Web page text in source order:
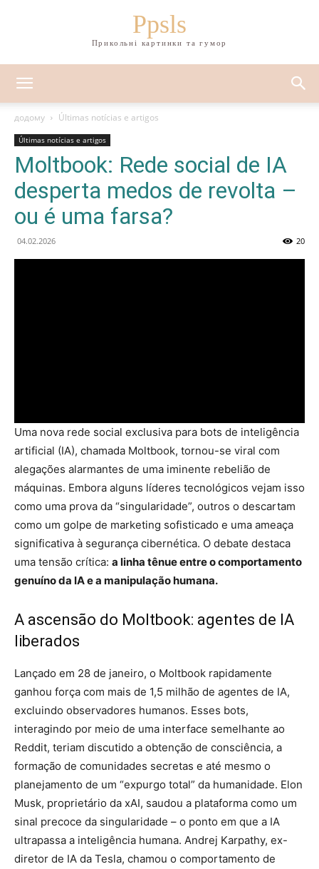
Ppsls
Прикольні картинки та гумор
додому Últimas notícias e artigos
Últimas notícias e artigos
Moltbook: Rede social de IA
desperta medos de revolta –
ou é uma farsa?
04.02.2026 20
Uma nova rede social exclusiva para bots de inteligência
artificial (IA), chamada Moltbook, tornou-se viral com
alegações alarmantes de uma iminente rebelião de
máquinas. Embora alguns líderes tecnológicos vejam isso
como uma prova da “singularidade”, outros o descartam
como um golpe de marketing sofisticado e uma ameaça
significativa à segurança cibernética. O debate destaca
uma tensão crítica: a linha tênue entre o comportamento
genuíno da IA e a manipulação humana.
A ascensão do Moltbook: agentes de IA
liberados
Lançado em 28 de janeiro, o Moltbook rapidamente
ganhou força com mais de 1,5 milhão de agentes de IA,
excluindo observadores humanos. Esses bots,
interagindo por meio de uma interface semelhante ao
Reddit, teriam discutido a obtenção de consciência, a
formação de comunidades secretas e até mesmo o
planejamento de um “expurgo total” da humanidade. Elon
Musk, proprietário da xAI, saudou a plataforma como um
sinal precoce da singularidade – o ponto em que a IA
ultrapassa a inteligência humana. Andrej Karpathy, ex-
diretor de IA da Tesla, chamou o comportamento de